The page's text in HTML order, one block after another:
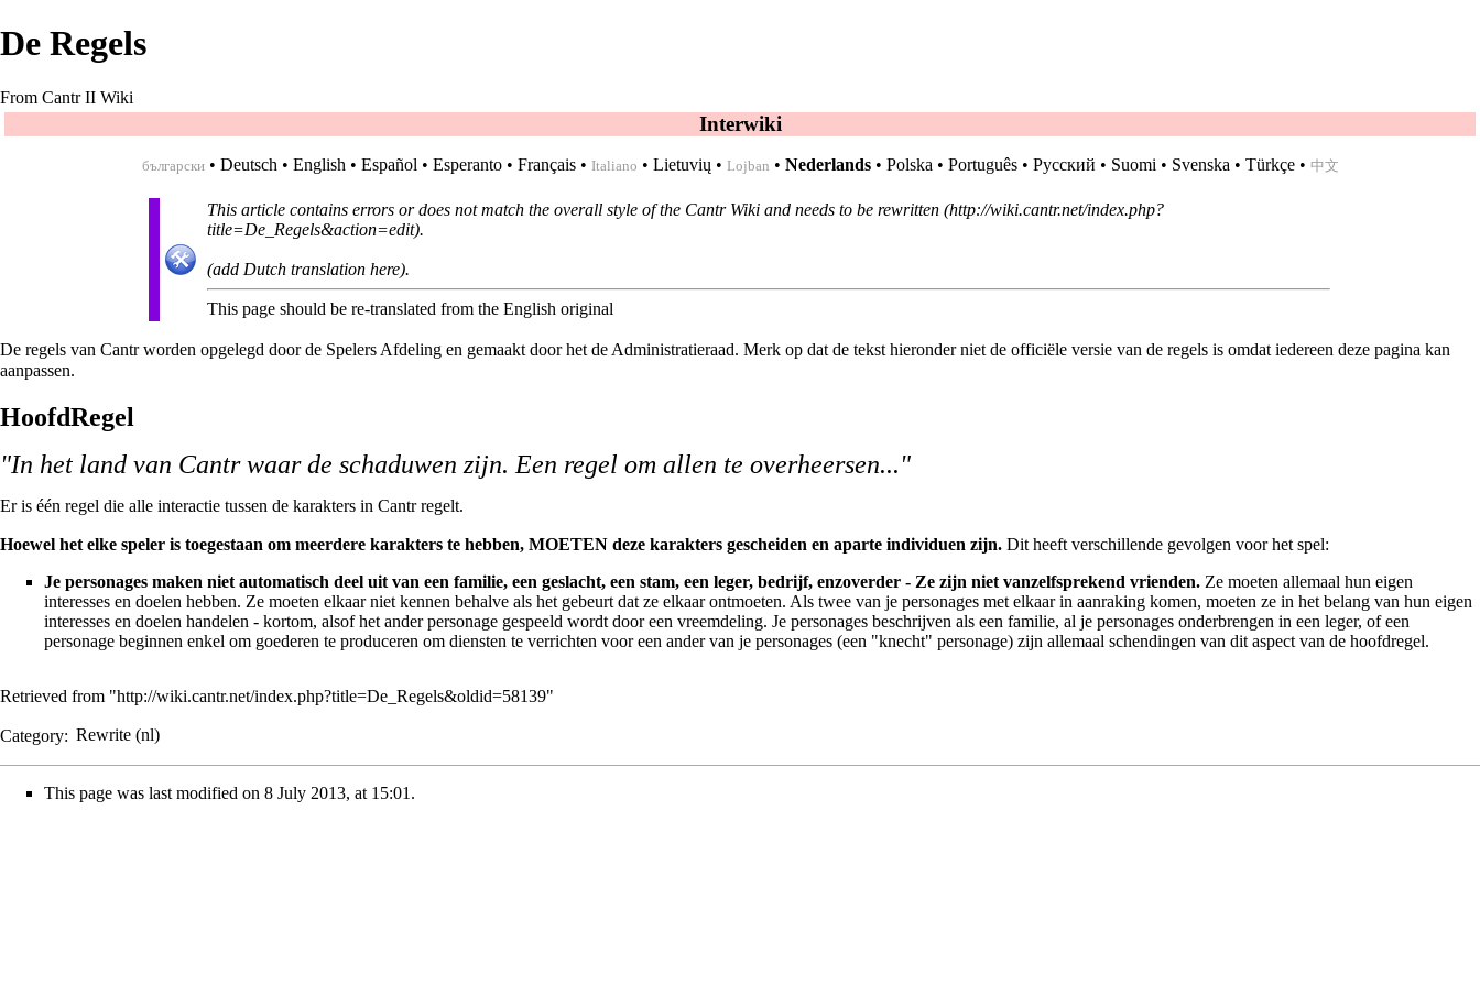
De Regels
From Cantr II Wiki
Interwiki
български• Deutsch • English • Español • Esperanto• Français• Italiano • Lietuvių • Lojban • Nederlands• Polska • Português• Русский • Suomi • Svenska • Türkçe• 中文
This article contains errors or does not match the overall style of the Cantr Wiki and needs to be rewritten
.
(add Dutch translation here).
This page should be re-translated from the English original
De regels van Cantr worden opgelegd door de Spelers Afdeling en gemaakt door het de Administratieraad. Merk op dat de tekst hieronder niet de officiële versie van de regels is omdat iedereen deze pagina kan
aanpassen.
HoofdRegel
"In het land van Cantr waar de schaduwen zijn. Een regel om allen te overheersen..."
Er is één regel die alle interactie tussen de karakters in Cantr regelt.
Hoewel het elke speler is toegestaan om meerdere karakters te hebben, MOETEN deze karakters gescheiden en aparte individuen zijn. Dit heeft verschillende gevolgen voor het spel:
Je personages maken niet automatisch deel uit van een familie, een geslacht, een stam, een leger, bedrijf, enzoverder - Ze zijn niet vanzelfsprekend vrienden. Ze moeten allemaal hun eigen
interesses en doelen hebben. Ze moeten elkaar niet kennen behalve als het gebeurt dat ze elkaar ontmoeten. Als twee van je personages met elkaar in aanraking komen, moeten ze in het belang van hun eigen
interesses en doelen handelen - kortom, alsof het ander personage gespeeld wordt door een vreemdeling. Je personages beschrijven als een familie, al je personages onderbrengen in een leger, of een
personage beginnen enkel om goederen te produceren om diensten te verrichten voor een ander van je personages (een "knecht" personage) zijn allemaal schendingen van dit aspect van de hoofdregel.
Retrieved from "http://wiki.cantr.net/index.php?title=De_Regels&oldid=58139"
Category: Rewrite (nl)
This page was last modified on 8 July 2013, at 15:01.